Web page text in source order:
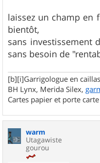
laissez un champ en
bientôt,
sans investissement
sans besoin de
[b][i]Garrigologue en
BH Lynx, Merida Silex,
Cartes papier et porte carte
warm
Utagawiste
gourou